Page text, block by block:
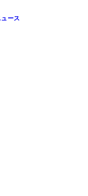
ース